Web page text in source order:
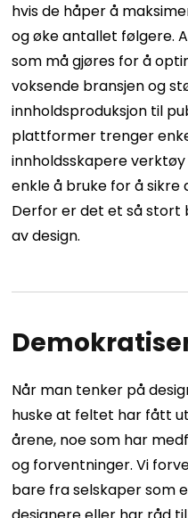
hvis de håper å
og øke antallet følgere.
som må gjøres for å
voksende bransjen og
innholdsproduksjon til
plattformer trenger
innholdsskapere
enkle å bruke for å
Derfor er det et så stort
av design.
Når man tenker på
huske at feltet har fått
årene, noe som har
og forventninger. Vi
bare fra selskaper som